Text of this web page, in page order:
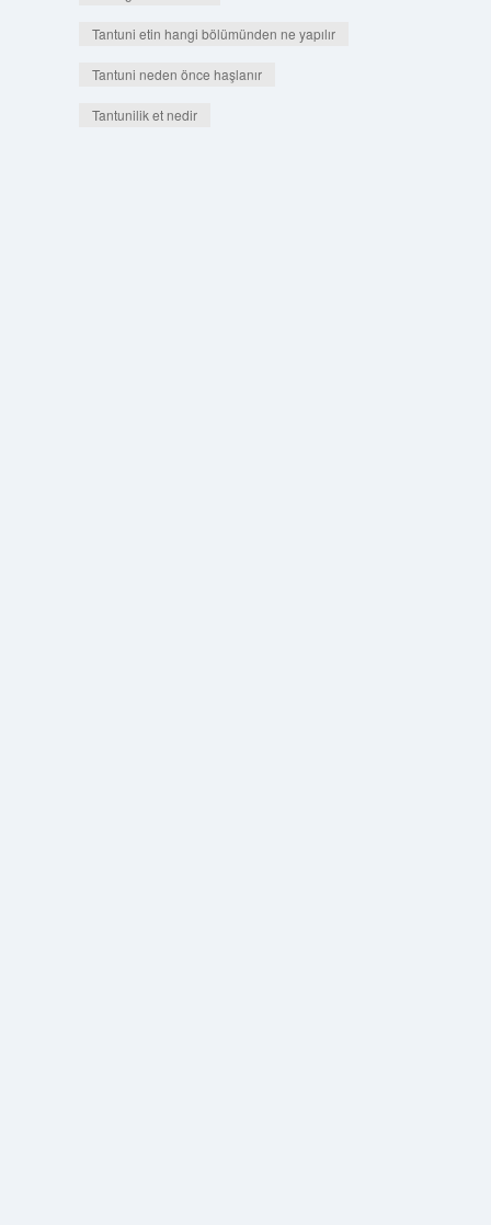
Tantuni etin hangi bölümünden ne yapılır
Tantuni neden önce haşlanır
Tantunilik et nedir